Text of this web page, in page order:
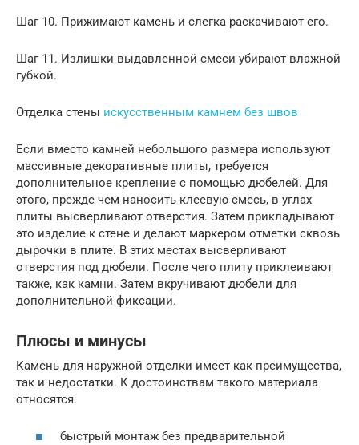
Шаг 10. Прижимают камень и слегка раскачивают его.
Шаг 11. Излишки выдавленной смеси убирают влажной
губкой.
Отделка стены искусственным камнем без швов
Если вместо камней небольшого размера используют
массивные декоративные плиты, требуется
дополнительное крепление с помощью дюбелей. Для
этого, прежде чем наносить клеевую смесь, в углах
плиты высверливают отверстия. Затем прикладывают
это изделие к стене и делают маркером отметки сквозь
дырочки в плите. В этих местах высверливают
отверстия под дюбели. После чего плиту приклеивают
также, как камни. Затем вкручивают дюбели для
дополнительной фиксации.
Плюсы и минусы
Камень для наружной отделки имеет как преимущества,
так и недостатки. К достоинствам такого материала
относятся:
быстрый монтаж без предварительной